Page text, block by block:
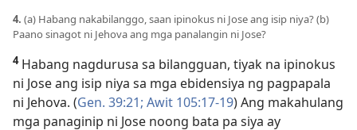
4. (a) Habang nakabilanggo, saan ipinokus ni Jose ang isip niya? (b)
Paano sinagot ni Jehova ang mga panalangin ni Jose?
4Habang nagdurusa sa bilangguan, tiyak na ipinokus
ni Jose ang isip niya sa mga ebidensiya ng pagpapala
ni Jehova. (Gen. 39:21; Awit 105:17-19) Ang makahulang
mga panaginip ni Jose noong bata pa siya ay